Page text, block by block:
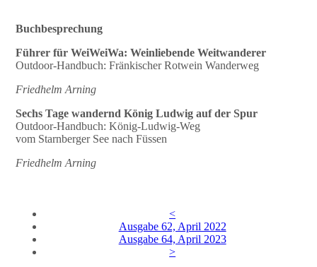
Buchbesprechung
Führer für WeiWeiWa: Weinliebende Weitwanderer
Outdoor-Handbuch: Fränkischer Rotwein Wanderweg
Friedhelm Arning
Sechs Tage wandernd König Ludwig auf der Spur
Outdoor-Handbuch: König-Ludwig-Weg
vom Starnberger See nach Füssen
Friedhelm Arning
<
Ausgabe 62, April 2022
Ausgabe 64, April 2023
>